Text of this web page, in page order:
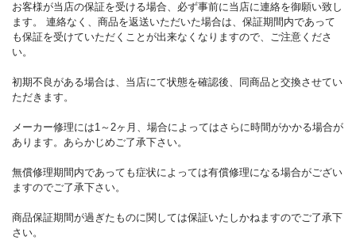
お客様が当店の保証を受ける場合、必ず事前に当店に連絡を御願い致し
ます。 連絡なく、商品を返送いただいた場合は、保証期間内であって
も保証を受けていただくことが出来なくなりますので、ご注意くださ
い。
初期不良がある場合は、当店にて状態を確認後、同商品と交換させてい
ただきます。
メーカー修理には1～2ヶ月、場合によってはさらに時間がかかる場合が
あります。あらかじめご了承下さい。
無償修理期間内であっても症状によっては有償修理になる場合がござい
ますのでご了承下さい。
商品保証期間が過ぎたものに関しては保証いたしかねますのでご了承下
さい。